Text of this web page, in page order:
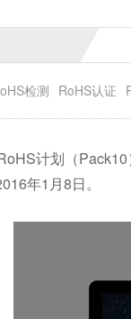
检测 RoHS认证
计划（
年1月8日。